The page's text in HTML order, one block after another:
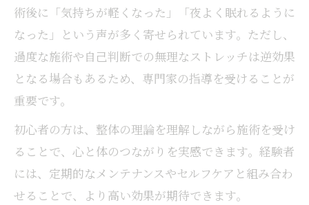
術後に「気持ちが軽くなった」「夜よく眠れるように
なった」という声が多く寄せられています。ただし、
過度な施術や自己判断での無理なストレッチは逆効果
となる場合もあるため、専門家の指導を受けることが
重要です。
初心者の方は、整体の理論を理解しながら施術を受け
ることで、心と体のつながりを実感できます。経験者
には、定期的なメンテナンスやセルフケアと組み合わ
せることで、より高い効果が期待できます。